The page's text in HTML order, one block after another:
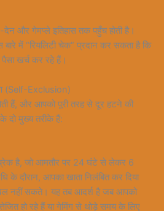
और गेमप्ले इतिहास तक पहुँच होती है।
बारे में “रियलिटी चेक” प्रदान कर सकता है कि
खर्च कर रहे हैं।
(Self-Exclusion)
हैं, और आपको पूरी तरह से दूर हटने की
दो मुख्य तरीके हैं:
है, जो आमतौर पर 24 घंटे से लेकर 6
के दौरान, आपका खाता निलंबित कर दिया
नहीं सकते। यह तब आदर्श है जब आपको
हो रहे हैं या गेमिंग से थोड़े समय के लिए